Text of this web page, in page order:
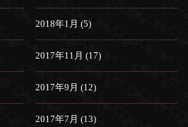
2018年1月 (5)
2017年11月 (17)
2017年9月 (12)
2017年7月 (13)